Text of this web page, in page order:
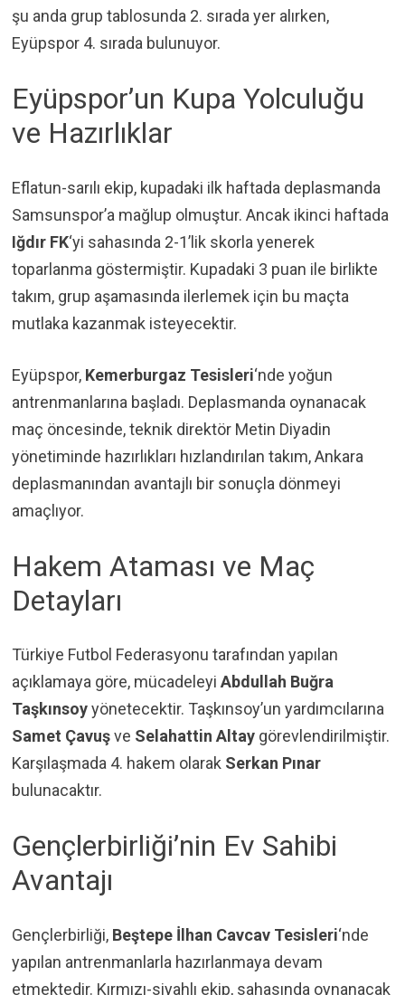
şu anda grup tablosunda 2. sırada yer alırken,
Eyüpspor 4. sırada bulunuyor.
Eyüpspor’un Kupa Yolculuğu
ve Hazırlıklar
Eflatun-sarılı ekip, kupadaki ilk haftada deplasmanda
Samsunspor’a mağlup olmuştur. Ancak ikinci haftada
Iğdır FK‘yi sahasında 2-1’lik skorla yenerek
toparlanma göstermiştir. Kupadaki 3 puan ile birlikte
takım, grup aşamasında ilerlemek için bu maçta
mutlaka kazanmak isteyecektir.
Eyüpspor, Kemerburgaz Tesisleri‘nde yoğun
antrenmanlarına başladı. Deplasmanda oynanacak
maç öncesinde, teknik direktör Metin Diyadin
yönetiminde hazırlıkları hızlandırılan takım, Ankara
deplasmanından avantajlı bir sonuçla dönmeyi
amaçlıyor.
Hakem Ataması ve Maç
Detayları
Türkiye Futbol Federasyonu tarafından yapılan
açıklamaya göre, mücadeleyi Abdullah Buğra
Taşkınsoyyönetecektir. Taşkınsoy’un yardımcılarına
Samet Çavuşve Selahattin Altaygörevlendirilmiştir.
Karşılaşmada 4. hakem olarak Serkan Pınar
bulunacaktır.
Gençlerbirliği’nin Ev Sahibi
Avantajı
Gençlerbirliği, Beştepe İlhan Cavcav Tesisleri‘nde
yapılan antrenmanlarla hazırlanmaya devam
etmektedir. Kırmızı-siyahlı ekip, sahasında oynanacak